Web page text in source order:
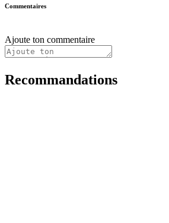
Commentaires
Ajoute ton commentaire
Recommandations